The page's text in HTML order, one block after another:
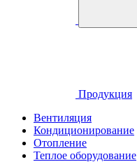
Продукция
Вентиляция
Кондиционирование
Отопление
Теплое оборудование